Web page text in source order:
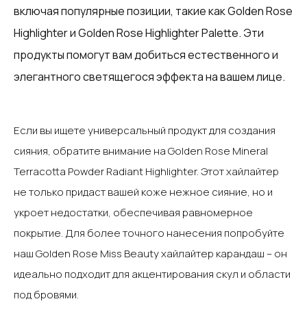
включая популярные позиции, такие как Golden Rose
Highlighter и Golden Rose Highlighter Palette. Эти
продукты помогут вам добиться естественного и
элегантного светящегося эффекта на вашем лице.‍
Если вы ищете универсальный продукт для создания
сияния, обратите внимание на Golden Rose Mineral
Terracotta Powder Radiant Highlighter. Этот хайлайтер
не только придаст вашей коже нежное сияние, но и
укроет недостатки, обеспечивая равномерное
покрытие. Для более точного нанесения попробуйте
наш Golden Rose Miss Beauty хайлайтер карандаш – он
идеально подходит для акцентирования скул и области
под бровями.‍